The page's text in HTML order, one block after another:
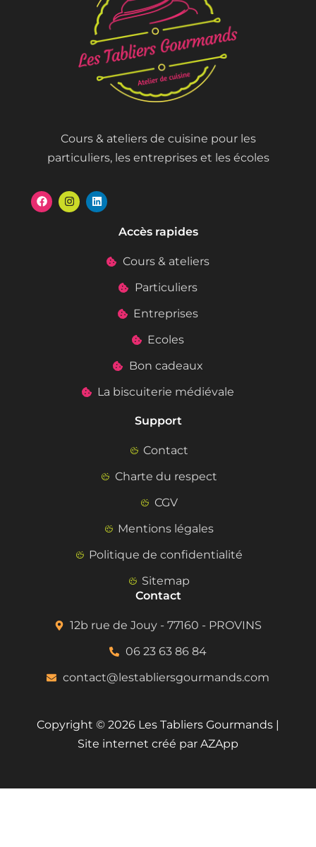
Cours & ateliers de cuisine pour les
particuliers, les entreprises et les écoles
Accès rapides
Cours & ateliers
Particuliers
Entreprises
Ecoles
Bon cadeaux
La biscuiterie médiévale
Support
Contact
Charte du respect
CGV
Mentions légales
Politique de confidentialité
Sitemap
Contact
12b rue de Jouy - 77160 - PROVINS
06 23 63 86 84
contact@lestabliersgourmands.com
Copyright © 2026 Les Tabliers Gourmands |
Site internet créé par AZApp